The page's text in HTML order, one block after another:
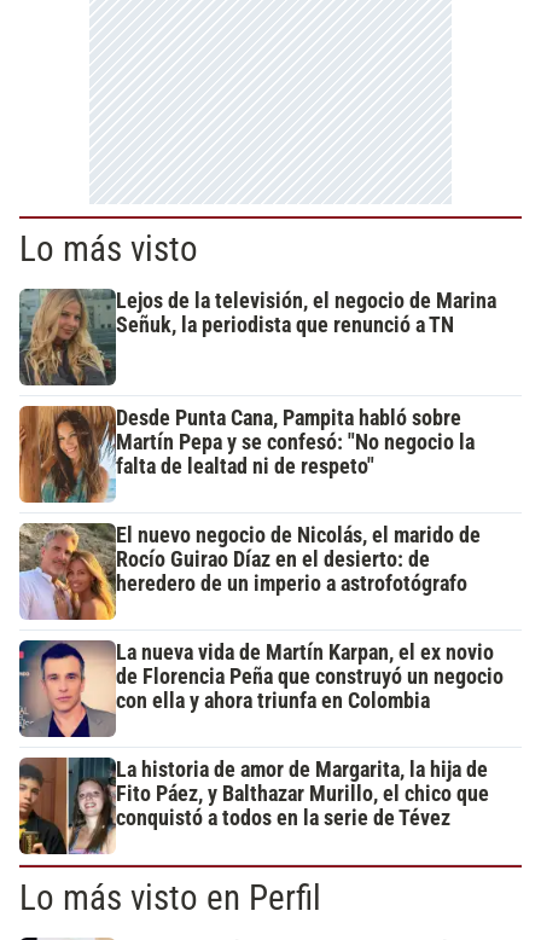
Lo más visto
Lejos de la televisión, el negocio de Marina
Señuk, la periodista que renunció a TN
Desde Punta Cana, Pampita habló sobre
Martín Pepa y se confesó: "No negocio la
falta de lealtad ni de respeto"
El nuevo negocio de Nicolás, el marido de
Rocío Guirao Díaz en el desierto: de
heredero de un imperio a astrofotógrafo
La nueva vida de Martín Karpan, el ex novio
de Florencia Peña que construyó un negocio
con ella y ahora triunfa en Colombia
La historia de amor de Margarita, la hija de
Fito Páez, y Balthazar Murillo, el chico que
conquistó a todos en la serie de Tévez
Lo más visto en Perfil